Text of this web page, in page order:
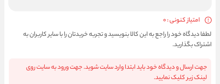
امتیاز کنونی : 0
لطفا دیدگاه خود را راجع به این کالا بنویسید و تجربه خریدتان را با سایر کاربران به
اشتراک بگذارید.
جهت ارسال و دیدگاه خود باید ابتدا وارد سایت شوید. جهت ورود به سایت روی
لینک زیر کلیک نمایید.